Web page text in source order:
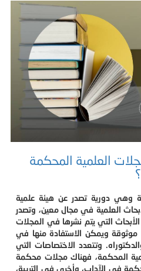
العلمية المحكمة
وهي دورية تصدر عن هيئة علمية
العلمية في مجال معين، وتصدر
التي يتم نشرها في المجلات
موثوقة ويمكن الاستفادة منها في
وتتعدد الاختصاصات التي
المحكمة، فهناك مجلات محكمة
في الآداب، وأخرى في التربية،